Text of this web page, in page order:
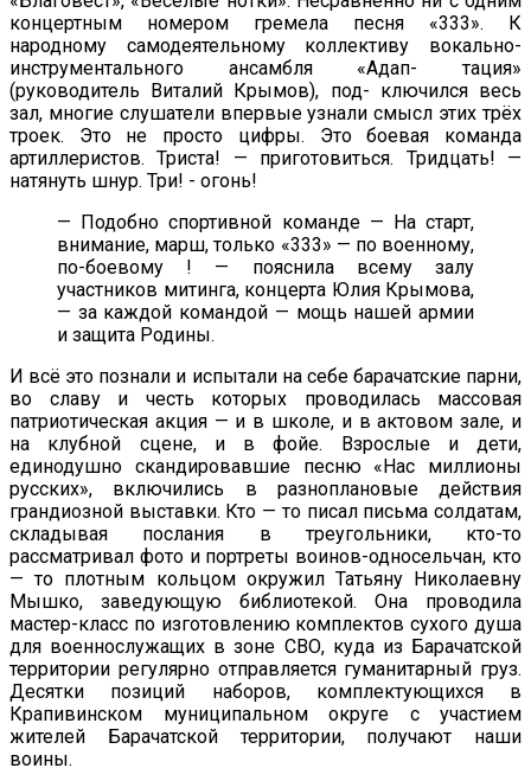
концертным номером гремела песня «333». К
народному самодеятельному коллективу вокально-
инструментального ансамбля «Адап- тация»
(руководитель Виталий Крымов), под- ключился весь
зал, многие слушатели впервые узнали смысл этих трёх
троек. Это не просто цифры. Это боевая команда
артиллеристов. Триста! — приготовиться. Тридцать! —
натянуть шнур. Три! - огонь!
— Подобно спортивной команде — На старт,
внимание, марш, только «333» — по военному,
по-боевому ! — пояснила всему залу
участников митинга, концерта Юлия Крымова,
— за каждой командой — мощь нашей армии
и защита Родины.
И всё это познали и испытали на себе барачатские парни,
во славу и честь которых проводилась массовая
патриотическая акция — и в школе, и в актовом зале, и
на клубной сцене, и в фойе. Взрослые и дети,
единодушно скандировавшие песню «Нас миллионы
русских», включились в разноплановые действия
грандиозной выставки. Кто — то писал письма солдатам,
складывая послания в треугольники, кто-то
рассматривал фото и портреты воинов-односельчан, кто
— то плотным кольцом окружил Татьяну Николаевну
Мышко, заведующую библиотекой. Она проводила
мастер-класс по изготовлению комплектов сухого душа
для военнослужащих в зоне СВО, куда из Барачатской
территории регулярно отправляется гуманитарный груз.
Десятки позиций наборов, комплектующихся в
Крапивинском муниципальном округе с участием
жителей Барачатской территории, получают наши
воины.